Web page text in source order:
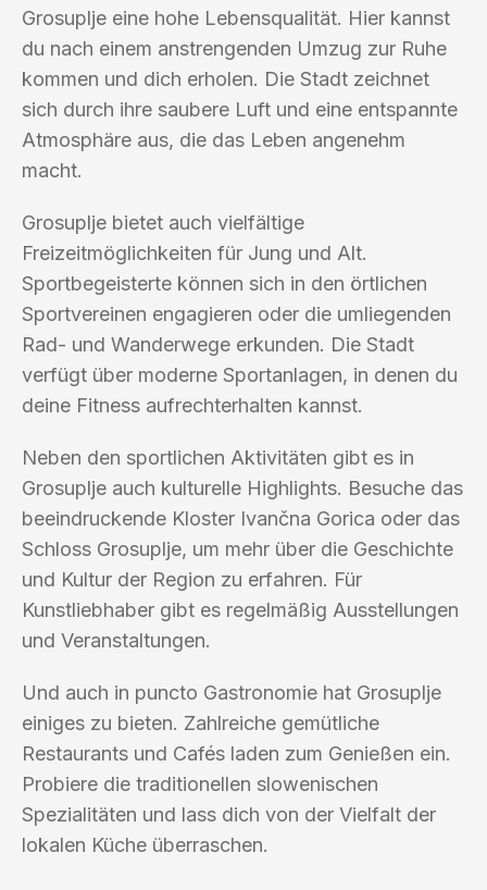
Grosuplje eine hohe Lebensqualität. Hier kannst
du nach einem anstrengenden Umzug zur Ruhe
kommen und dich erholen. Die Stadt zeichnet
sich durch ihre saubere Luft und eine entspannte
Atmosphäre aus, die das Leben angenehm
macht.
Grosuplje bietet auch vielfältige
Freizeitmöglichkeiten für Jung und Alt.
Sportbegeisterte können sich in den örtlichen
Sportvereinen engagieren oder die umliegenden
Rad- und Wanderwege erkunden. Die Stadt
verfügt über moderne Sportanlagen, in denen du
deine Fitness aufrechterhalten kannst.
Neben den sportlichen Aktivitäten gibt es in
Grosuplje auch kulturelle Highlights. Besuche das
beeindruckende Kloster Ivančna Gorica oder das
Schloss Grosuplje, um mehr über die Geschichte
und Kultur der Region zu erfahren. Für
Kunstliebhaber gibt es regelmäßig Ausstellungen
und Veranstaltungen.
Und auch in puncto Gastronomie hat Grosuplje
einiges zu bieten. Zahlreiche gemütliche
Restaurants und Cafés laden zum Genießen ein.
Probiere die traditionellen slowenischen
Spezialitäten und lass dich von der Vielfalt der
lokalen Küche überraschen.